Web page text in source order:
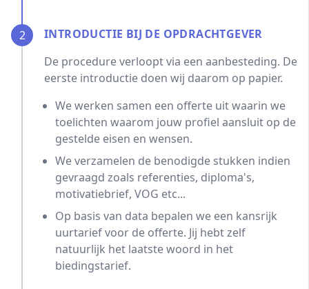
2
INTRODUCTIE BIJ DE OPDRACHTGEVER
De procedure verloopt via een aanbesteding. De
eerste introductie doen wij daarom op papier.
We werken samen een offerte uit waarin we
toelichten waarom jouw profiel aansluit op de
gestelde eisen en wensen.
We verzamelen de benodigde stukken indien
gevraagd zoals referenties, diploma's,
motivatiebrief, VOG etc...
Op basis van data bepalen we een kansrijk
uurtarief voor de offerte. Jij hebt zelf
natuurlijk het laatste woord in het
biedingstarief.